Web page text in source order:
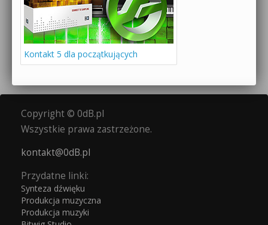
Kontakt 5 dla początkujących
Copyright © 0dB.pl
Wszystkie prawa zastrzeżone.
kontakt@0dB.pl
Przydatne linki:
Synteza dźwięku
Produkcja muzyczna
Produkcja muzyki